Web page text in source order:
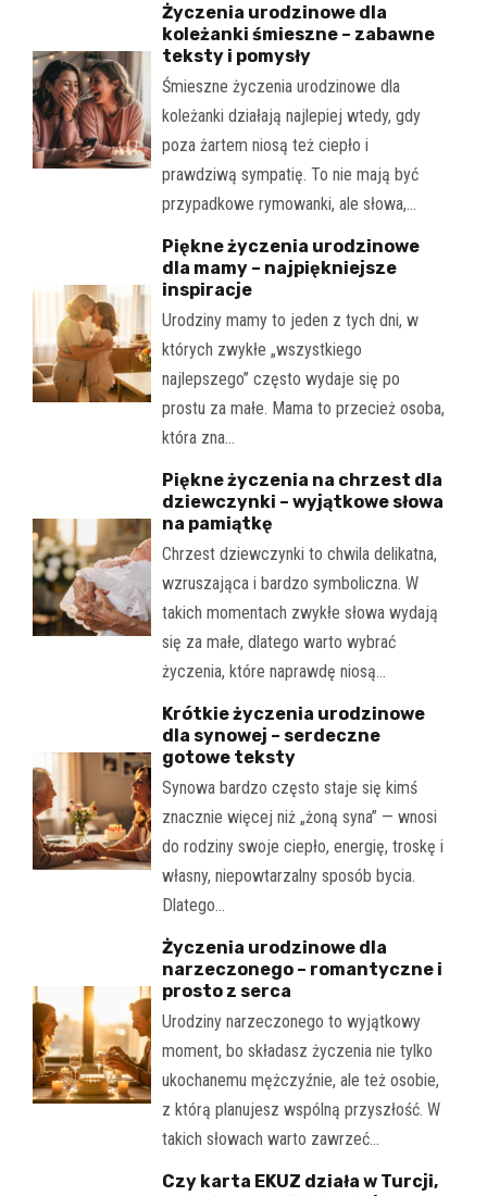
Życzenia urodzinowe dla
koleżanki śmieszne – zabawne
teksty i pomysły
Śmieszne życzenia urodzinowe dla
koleżanki działają najlepiej wtedy, gdy
poza żartem niosą też ciepło i
prawdziwą sympatię. To nie mają być
przypadkowe rymowanki, ale słowa,…
Piękne życzenia urodzinowe
dla mamy – najpiękniejsze
inspiracje
Urodziny mamy to jeden z tych dni, w
których zwykłe „wszystkiego
najlepszego” często wydaje się po
prostu za małe. Mama to przecież osoba,
która zna…
Piękne życzenia na chrzest dla
dziewczynki – wyjątkowe słowa
na pamiątkę
Chrzest dziewczynki to chwila delikatna,
wzruszająca i bardzo symboliczna. W
takich momentach zwykłe słowa wydają
się za małe, dlatego warto wybrać
życzenia, które naprawdę niosą…
Krótkie życzenia urodzinowe
dla synowej – serdeczne
gotowe teksty
Synowa bardzo często staje się kimś
znacznie więcej niż „żoną syna” — wnosi
do rodziny swoje ciepło, energię, troskę i
własny, niepowtarzalny sposób bycia.
Dlatego…
Życzenia urodzinowe dla
narzeczonego – romantyczne i
prosto z serca
Urodziny narzeczonego to wyjątkowy
moment, bo składasz życzenia nie tylko
ukochanemu mężczyźnie, ale też osobie,
z którą planujesz wspólną przyszłość. W
takich słowach warto zawrzeć…
Czy karta EKUZ działa w Turcji,